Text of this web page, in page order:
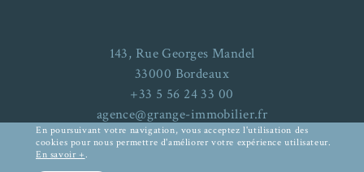
143, Rue Georges Mandel
33000 Bordeaux
+33 5 56 24 33 00
agence@grange-immobilier.fr
En poursuivant votre navigation, vous acceptez l'utilisation des
cookies pour nous permettre d'améliorer votre expérience utilisateur.
En savoir +.